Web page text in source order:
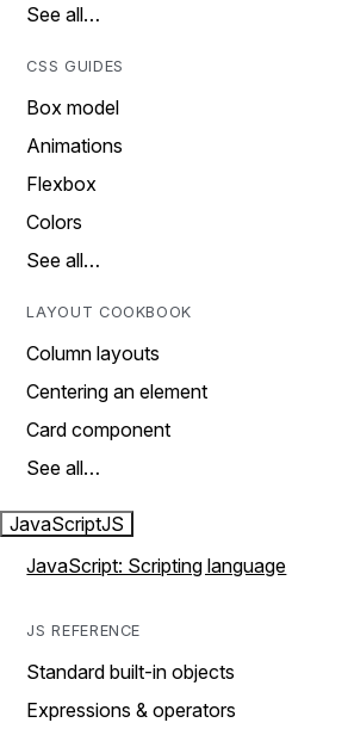
See all…
CSS GUIDES
Box model
Animations
Flexbox
Colors
See all…
LAYOUT COOKBOOK
Column layouts
Centering an element
Card component
See all…
JavaScriptJS
JavaScript: Scripting language
JS REFERENCE
Standard built-in objects
Expressions & operators